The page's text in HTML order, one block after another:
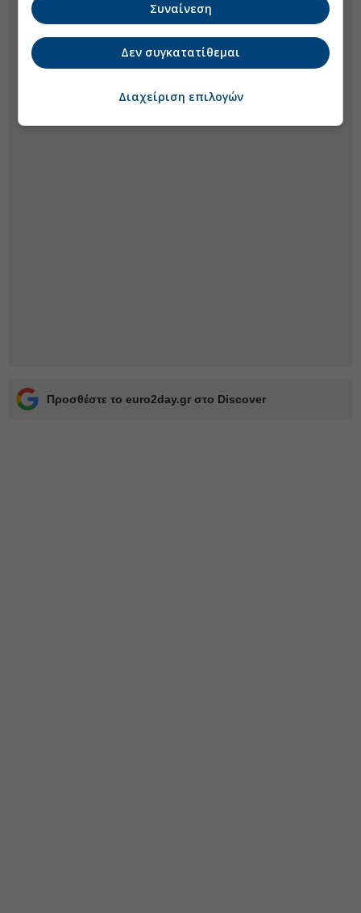
Προσθέστε το euro2day.gr στο Discover
Συναίνεση
Δεν συγκατατίθεμαι
Διαχείριση επιλογών